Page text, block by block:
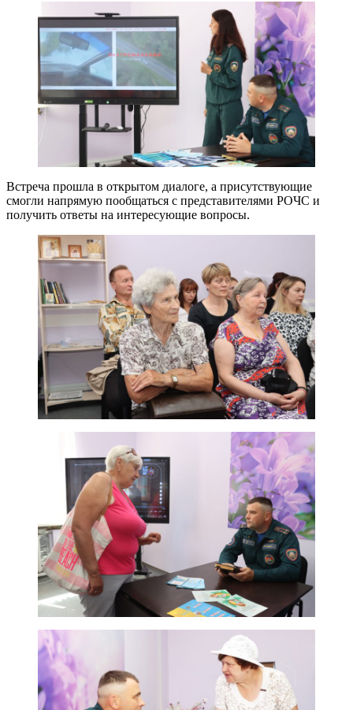
Встреча прошла в открытом диалоге, а присутствующие
смогли напрямую пообщаться с представителями РОЧС и
получить ответы на интересующие вопросы.